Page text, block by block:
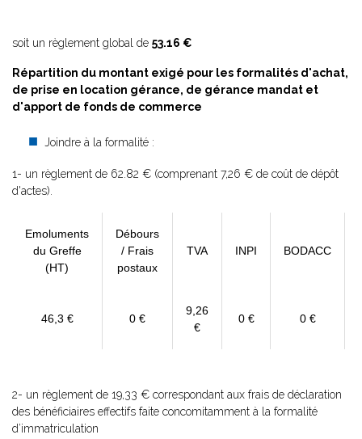
soit un règlement global de 53.16 €
Répartition du montant exigé pour les formalités d'achat,
de prise en location gérance, de gérance mandat et
d'apport de fonds de commerce
Joindre à la formalité :
1- un règlement de 62.82 € (comprenant 7,26 € de coût de dépôt
d'actes).
Emoluments
du Greffe
(HT)
Débours
/ Frais
postaux
TVA INPI BODACC
46,3 € 0 €
9,26
€
0 € 0 €
2- un règlement de 19,33 € correspondant aux frais de déclaration
des bénéficiaires effectifs faite concomitamment à la formalité
d’immatriculation